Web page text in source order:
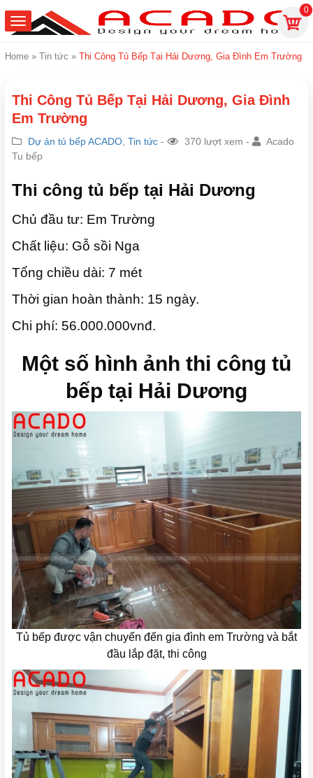
0
Home » Tin tức » Thi Công Tủ Bếp Tại Hải Dương, Gia Đình Em Trường
Thi Công Tủ Bếp Tại Hải Dương, Gia Đình
Em Trường
Dự án tủ bếp ACADO Tin tức - 370 lượt xem -
Acado
Tu bếp
Thi công tủ bếp tại Hải Dương
Chủ đầu tư: Em Trường
Chất liệu: Gỗ sồi Nga
Tổng chiều dài: 7 mét
Thời gian hoàn thành: 15 ngày.
Chi phí: 56.000.000vnđ.
Một số hình ảnh thi công tủ
bếp tại Hải Dương
Tủ bếp được vận chuyển đến gia đình em Trường và bắt
đầu lắp đặt, thi công